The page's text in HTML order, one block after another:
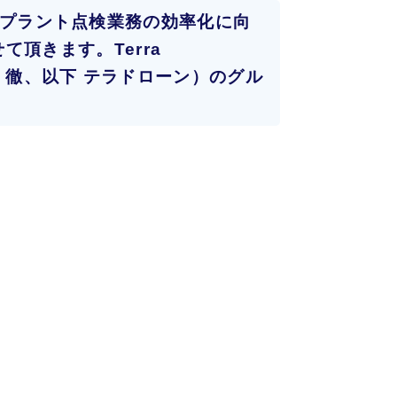
ント点検業務の効率化に向
て頂きます。Terra
、以下 テラドローン）のグル